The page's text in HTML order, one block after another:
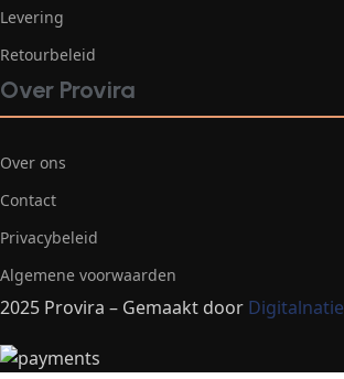
Levering
Retourbeleid
Over Provira
Over ons
Contact
Privacybeleid
Algemene voorwaarden
2025 Provira – Gemaakt door Digitalnatie